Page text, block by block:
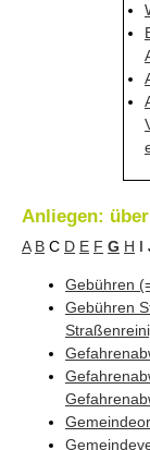
Anliegen:
A B C D E F G H I
Gebühren
Gebühren